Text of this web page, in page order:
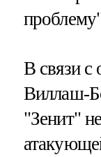
В связи с
Виллаш-
"Зенит"